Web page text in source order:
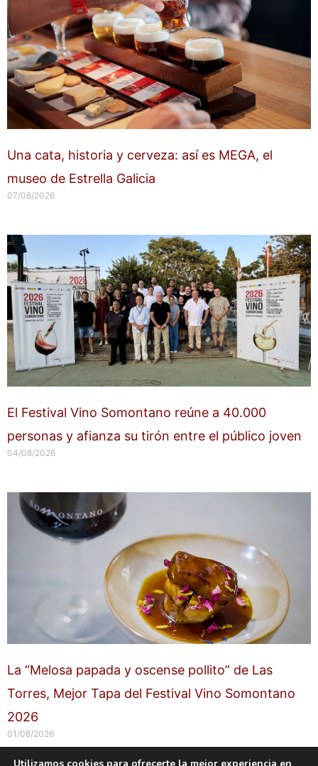
Una cata, historia y cerveza: así es MEGA, el
museo de Estrella Galicia
07/08/2026
El Festival Vino Somontano reúne a 40.000
personas y afianza su tirón entre el público joven
04/08/2026
La “Melosa papada y oscense pollito” de Las
Torres, Mejor Tapa del Festival Vino Somontano
2026
01/08/2026